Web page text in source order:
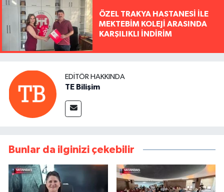
ÖZEL TRAKYA HASTANESİ İLE
MEKTEBİM KOLEJİ ARASINDA
KARŞILIKLI İNDİRİM
EDITÖR HAKKINDA
TE Bilişim
Bunlar da ilginizi çekebilir